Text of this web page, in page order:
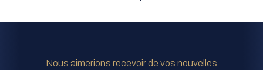
Nous aimerions recevoir de vos nouvelles